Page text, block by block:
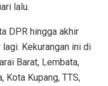
lalu.
DPR hingga akhir
Kekurangan ini di
Barat, Lembata,
Kota Kupang, TTS,